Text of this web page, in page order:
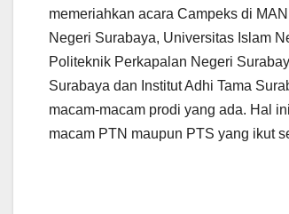
memeriahkan acara Campeks di
Negeri Surabaya, Universitas Islam
Politeknik Perkapalan Negeri
Surabaya dan Institut Adhi Tama
macam-macam prodi yang ada. Hal
macam PTN maupun PTS yang ikut